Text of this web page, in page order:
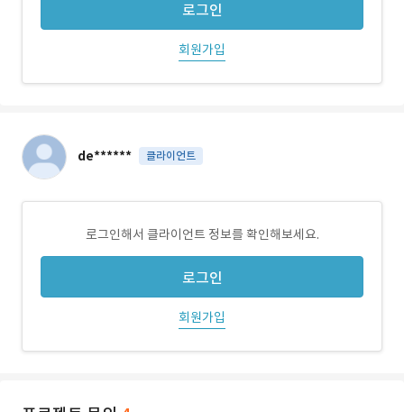
로그인
회원가입
de****** 클라이언트
로그인해서 클라이언트 정보를 확인해보세요.
로그인
회원가입